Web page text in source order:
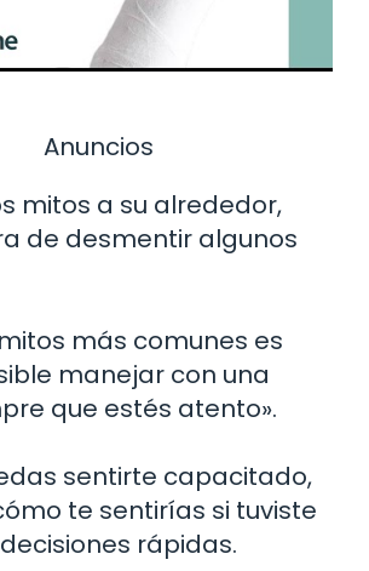
Anuncios
mitos a su alrededor,
de desmentir algunos
más comunes es
manejar con una
que estés atento».
sentirte capacitado,
te sentirías si tuviste
rápidas.